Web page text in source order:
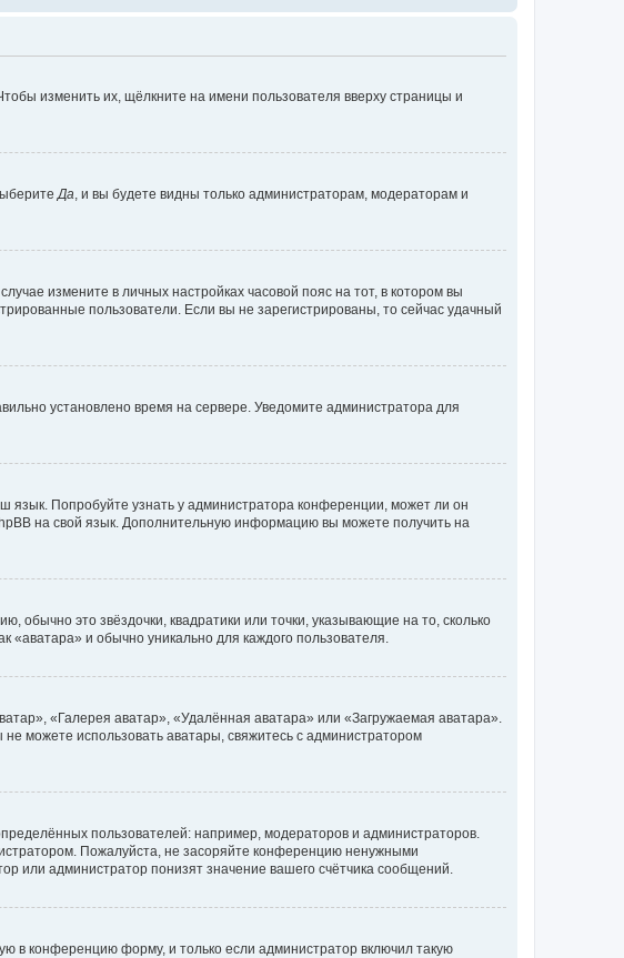
изменить их, щёлкните на имени пользователя вверху страницы и
Да, и вы будете видны только администраторам, модераторам и
измените в личных настройках часовой пояс на тот, в котором вы
пользователи. Если вы не зарегистрированы, то сейчас удачный
установлено время на сервере. Уведомите администратора для
язык. Попробуйте узнать у администратора конференции, может ли он
на свой язык. Дополнительную информацию вы можете получить на
обычно это звёздочки, квадратики или точки, указывающие на то, сколько
и обычно уникально для каждого пользователя.
«Галерея аватар», «Удалённая аватара» или «Загружаемая аватара».
можете использовать аватары, свяжитесь с администратором
пользователей: например, модераторов и администраторов.
Пожалуйста, не засоряйте конференцию ненужными
или администратор понизят значение вашего счётчика сообщений.
в конференцию форму, и только если администратор включил такую